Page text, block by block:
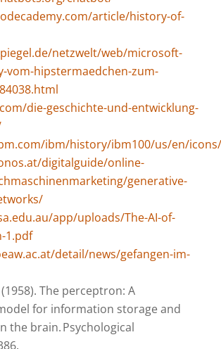
article/history-of-
netzwelt/web/microsoft-
vom-hipstermaedchen-zum-
die-geschichte-und-entwicklung-
ibm/history/ibm100/us/en/
digitalguide/online-
generative-
app/uploads/The-AI-of-
1.pdf
detail/news/gefangen-im-
The perceptron: A
for information storage and
the brain. Psychological